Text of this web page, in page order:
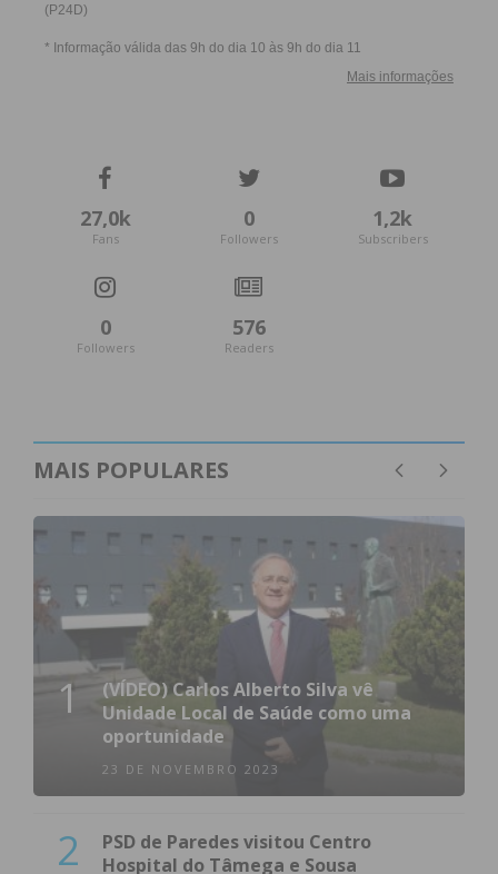
27,0k
Fans
0
Followers
1,2k
Subscribers
0
Followers
576
Readers
MAIS POPULARES
1
(VÍDEO) Carlos Alberto Silva vê
Unidade Local de Saúde como uma
oportunidade
23 DE NOVEMBRO 2023
2
PSD de Paredes visitou Centro
Hospital do Tâmega e Sousa